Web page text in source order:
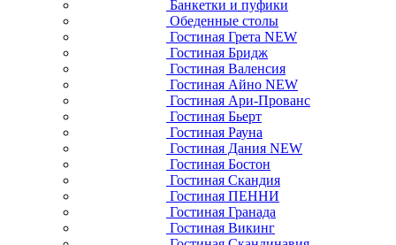
Банкетки и пуфики
Обеденные столы
Гостиная Грета NEW
Гостиная Бридж
Гостиная Валенсия
Гостиная Айно NEW
Гостиная Ари-Прованс
Гостиная Бьерт
Гостиная Рауна
Гостиная Дания NEW
Гостиная Бостон
Гостиная Скандия
Гостиная ПЕННИ
Гостиная Гранада
Гостиная Викинг